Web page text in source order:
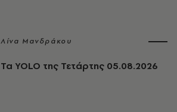
Λίνα Μανδράκου
Τα YOLO της Τετάρτης 05.08.2026